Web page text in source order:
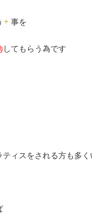
事を
してもらう為です
ティスをされる方も多